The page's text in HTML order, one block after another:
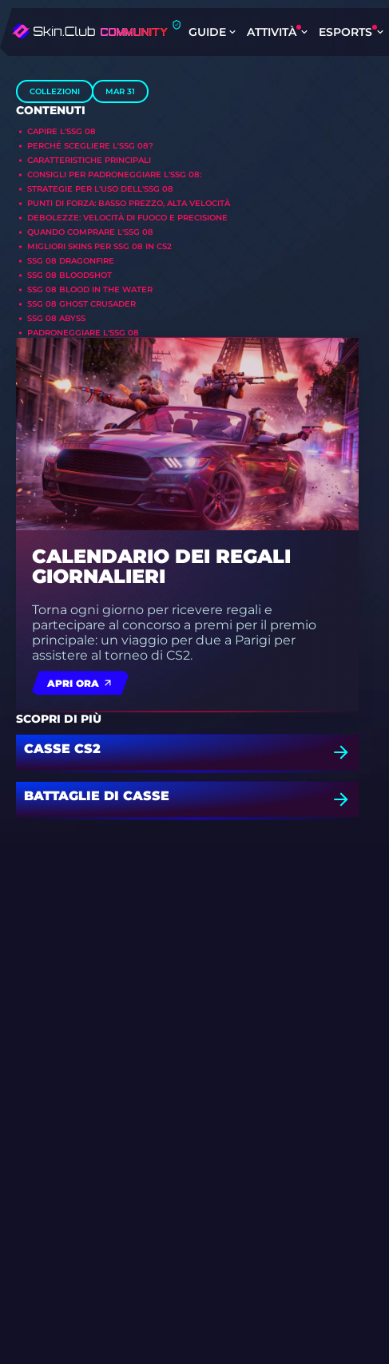
GUIDE ATTIVITÀ ESPORTS
COLLEZIONI MAR 31
CONTENUTI
CAPIRE L'SSG 08
PERCHÉ SCEGLIERE L'SSG 08?
CARATTERISTICHE PRINCIPALI
CONSIGLI PER PADRONEGGIARE L'SSG 08:
STRATEGIE PER L'USO DELL'SSG 08
PUNTI DI FORZA: BASSO PREZZO, ALTA VELOCITÀ
DEBOLEZZE: VELOCITÀ DI FUOCO E PRECISIONE
QUANDO COMPRARE L'SSG 08
MIGLIORI SKINS PER SSG 08 IN CS2
SSG 08 DRAGONFIRE
SSG 08 BLOODSHOT
SSG 08 BLOOD IN THE WATER
SSG 08 GHOST CRUSADER
SSG 08 ABYSS
PADRONEGGIARE L'SSG 08
CALENDARIO DEI REGALI
GIORNALIERI
Torna ogni giorno per ricevere regali e
partecipare al concorso a premi per il premio
principale: un viaggio per due a Parigi per
assistere al torneo di CS2.
APRI ORA
SCOPRI DI PIÙ
CASSE CS2
BATTAGLIE DI CASSE